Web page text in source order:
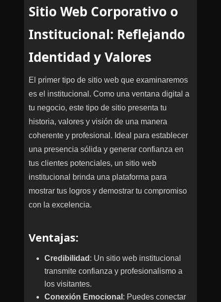
Sitio Web Corporativo o
Institucional: Reflejando
Identidad y Valores
El primer tipo de sitio web que examinaremos
es el institucional. Como una ventana digital a
tu negocio, este tipo de sitio presenta tu
historia, valores y visión de una manera
coherente y profesional. Ideal para establecer
una presencia sólida y generar confianza en
tus clientes potenciales, un sitio web
institucional brinda una plataforma para
mostrar tus logros y demostrar tu compromiso
con la excelencia.
Ventajas:
Credibilidad : Un sitio web institucional
transmite confianza y profesionalismo a
los visitantes.
Conexión Emocional : Puedes conectar